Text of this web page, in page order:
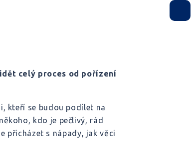
celý proces od pořízení
kteří se budou podílet na
kdo je pečlivý, rád
přicházet s nápady, jak věci